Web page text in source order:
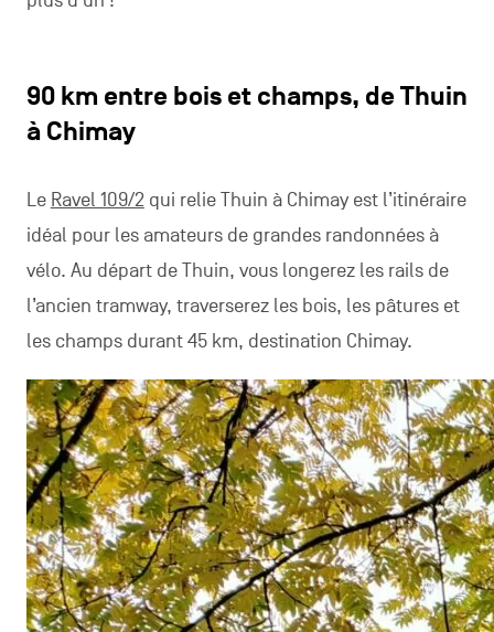
90 km entre bois et champs, de Thuin
à Chimay
Le Ravel 109/2qui relie Thuin à Chimay est l’itinéraire
idéal pour les amateurs de grandes randonnées à
vélo. Au départ de Thuin, vous longerez les rails de
l’ancien tramway, traverserez les bois, les pâtures et
les champs durant 45 km, destination Chimay.